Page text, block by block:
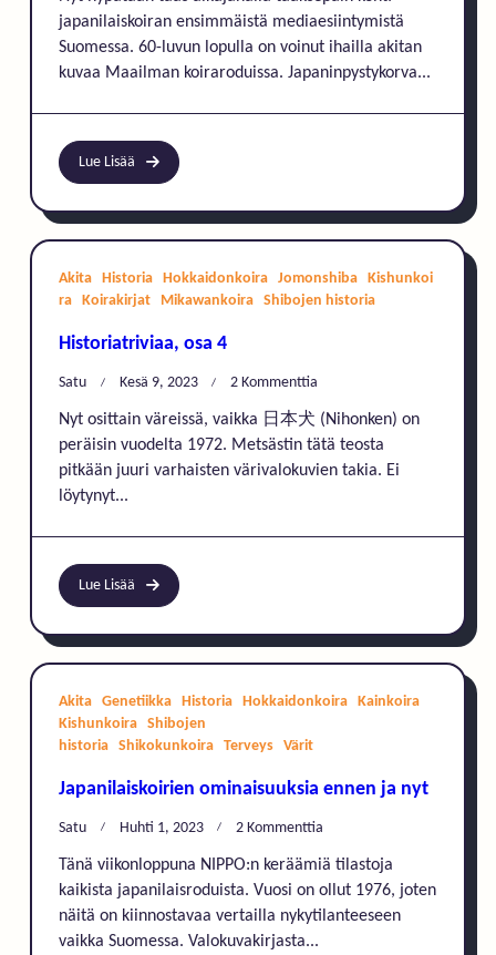
Unohdettu
Käyttötarkoitus?
(Kun
Shiba
Suomeen,
japanilaiskoiran ensimmäistä mediaesiintymistä
Suomessa. 60-luvun lopulla on voinut ihailla akitan
kuvaa Maailman koiraroduissa. Japaninpystykorva...
Lue Lisää
Akita Historia Hokkaidonkoira Jomonshiba
Kishunkoi
ra
Koirakirjat Mikawankoira Shibojen historia
Historiatriviaa, osa 4
Satu Kesä 9, 2023 2 Kommenttia
Osa
4
Nyt osittain väreissä, vaikka 日本犬 (Nihonken) on
peräisin vuodelta 1972. Metsästin tätä teosta
pitkään juuri varhaisten värivalokuvien takia. Ei
löytynyt...
Lue Lisää
Akita Genetiikka Historia Hokkaidonkoira
Kainkoira
Kishunkoira
Shibojen
historia
Shikokunkoira Terveys Värit
Japanilaiskoirien ominaisuuksia ennen ja nyt
Satu Huhti 1, 2023 2 Kommenttia
Ominaisuuksia
Ennen
Ja
Tänä viikonloppuna NIPPO:n keräämiä tilastoja
kaikista japanilaisroduista. Vuosi on ollut 1976, joten
näitä on kiinnostavaa vertailla nykytilanteeseen
vaikka Suomessa. Valokuvakirjasta...